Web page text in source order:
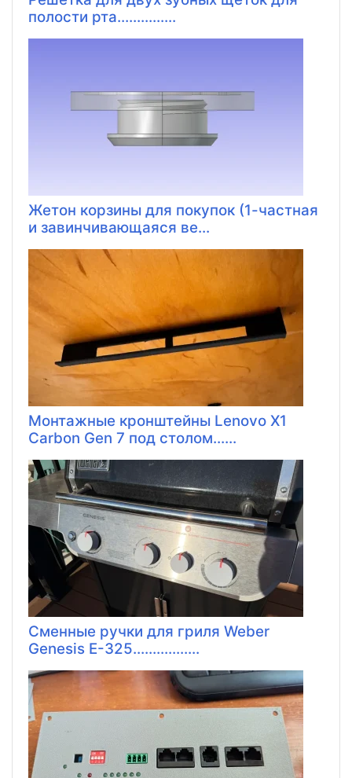
полости рта...............
Жетон корзины для покупок (1-частная
и завинчивающаяся ве...
Монтажные кронштейны Lenovo X1
Carbon Gen 7 под столом......
Сменные ручки для гриля Weber
Genesis E-325.................